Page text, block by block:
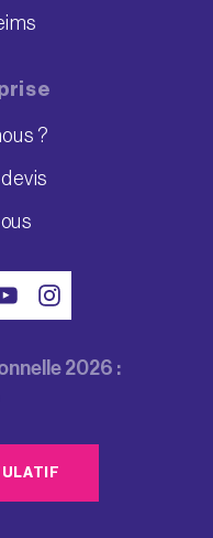
?
Instagram
2026 :